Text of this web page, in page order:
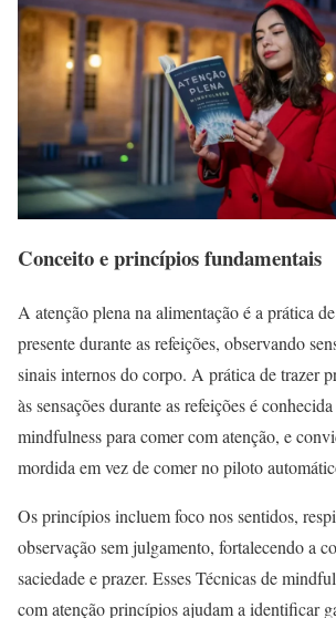
Conceito e princípios fundamentais
A atenção plena na alimentação é a prática
presente durante as refeições, observando
sinais internos do corpo. A prática de trazer
às sensações durante as refeições é
mindfulness para comer com atenção, e
mordida em vez de comer no piloto
Os princípios incluem foco nos sentidos,
observação sem julgamento, fortalecendo a
saciedade e prazer. Esses Técnicas de
com atenção princípios ajudam a identificar